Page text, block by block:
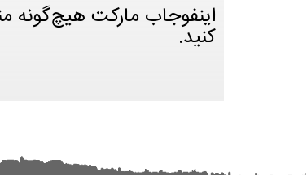
اینفوجاب مارکت هیچ‌گونه
کنید.